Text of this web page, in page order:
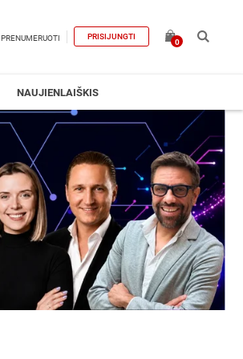
PRENUMERUOTI PRISIJUNGTI
0
NAUJIENLAIŠKIS